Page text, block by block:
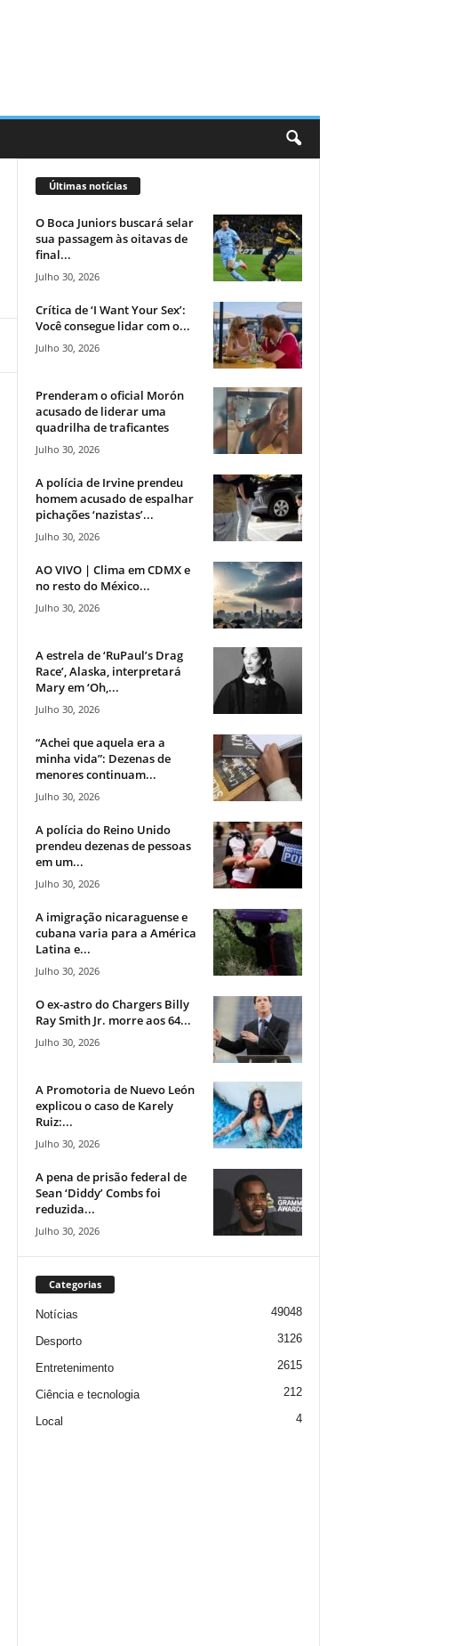
Últimas notícias
O Boca Juniors buscará selar
sua passagem às oitavas de
final...
Julho 30, 2026
Crítica de ‘I Want Your Sex’:
Você consegue lidar com o...
Julho 30, 2026
Prenderam o oficial Morón
acusado de liderar uma
quadrilha de traficantes
Julho 30, 2026
A polícia de Irvine prendeu
homem acusado de espalhar
pichações ‘nazistas’...
Julho 30, 2026
AO VIVO | Clima em CDMX e
no resto do México...
Julho 30, 2026
A estrela de ‘RuPaul’s Drag
Race’, Alaska, interpretará
Mary em ‘Oh,...
Julho 30, 2026
“Achei que aquela era a
minha vida”: Dezenas de
menores continuam...
Julho 30, 2026
A polícia do Reino Unido
prendeu dezenas de pessoas
em um...
Julho 30, 2026
A imigração nicaraguense e
cubana varia para a América
Latina e...
Julho 30, 2026
O ex-astro do Chargers Billy
Ray Smith Jr. morre aos 64...
Julho 30, 2026
A Promotoria de Nuevo León
explicou o caso de Karely
Ruiz:...
Julho 30, 2026
A pena de prisão federal de
Sean ‘Diddy’ Combs foi
reduzida...
Julho 30, 2026
Categorias
Notícias 49048
Desporto 3126
Entretenimento 2615
Ciência e tecnologia 212
Local 4